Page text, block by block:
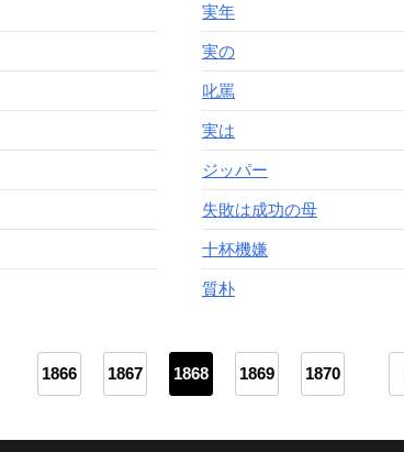
実年
実の
叱罵
実は
ジッパー
失敗は成功の母
十杯機嫌
質朴
1866 1867 1868 1869 1870